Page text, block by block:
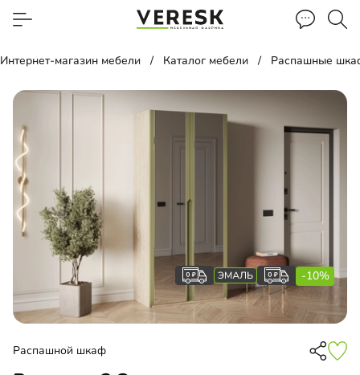
Интернет-магазин мебели Каталог мебели Распашные
-10%
Распашной шкаф